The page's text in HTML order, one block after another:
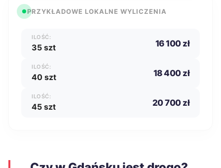
PRZYKŁADOWE LOKALNE WYLICZENIA
ILOŚĆ:
35 szt 16 100 zł
ILOŚĆ:
40 szt 18 400 zł
ILOŚĆ:
45 szt 20 700 zł